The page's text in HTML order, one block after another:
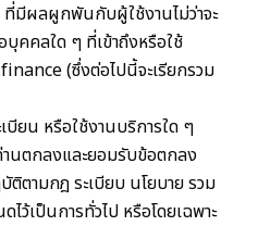
ที่มีผลผูกพันกับผู้ใช้งานไม่ว่าจะ
คคลใด ๆ ที่เข้าถึงหรือใช้
(ซึ่งต่อไปนี้จะเรียกรวม
บียน หรือใช้งานบริการใด ๆ
นตกลงและยอมรับข้อตกลง
ตามกฎ ระเบียบ นโยบาย รวม
ว้เป็นการทั่วไป หรือโดยเฉพาะ